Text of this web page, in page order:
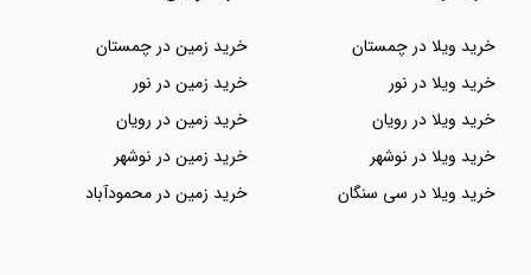
خرید ویلا در چمستان
خرید ویلا در نور
خرید ویلا در رویان
خرید ویلا در نوشهر
خرید ویلا در سی سنگان
خرید زمین در چمستان
خرید زمین در نور
خرید زمین در رویان
خرید زمین در نوشهر
خرید زمین در محمودآباد